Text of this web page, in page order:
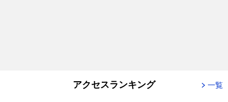
アクセスランキング 一覧